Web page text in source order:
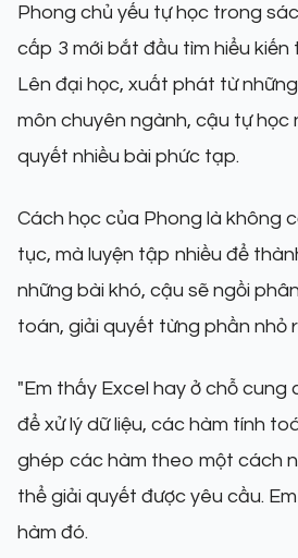
Phong chủ yếu tự học trong
cấp 3 mới bắt đầu tìm hiểu kiến
Lên đại học, xuất phát từ
môn chuyên ngành, cậu tự học
quyết nhiều bài phức tạp.
Cách học của Phong là không
tục, mà luyện tập nhiều để
những bài khó, cậu sẽ ngồi
toán, giải quyết từng phần nhỏ
"Em thấy Excel hay ở chỗ cung
để xử lý dữ liệu, các hàm tính
ghép các hàm theo một cách
thể giải quyết được yêu cầu.
hàm đó.